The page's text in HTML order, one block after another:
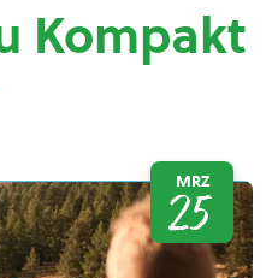
Kompakt
MRZ
25